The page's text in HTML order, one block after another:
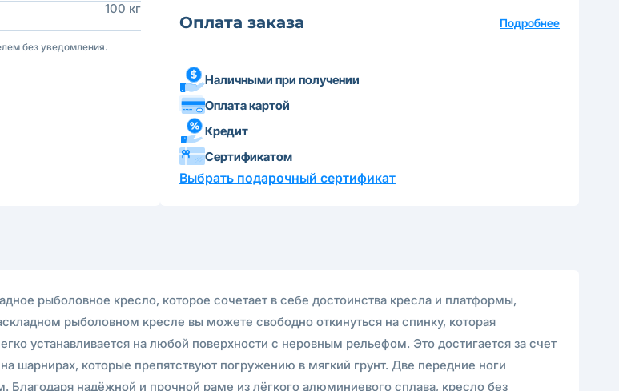
100 кг
без уведомления.
Оплата заказа Подробнее
Наличными при получении
Оплата картой
Кредит
Сертификатом
Выбрать подарочный сертификат
рыболовное кресло, которое сочетает в себе достоинства кресла и платформы,
рыболовном кресле вы можете свободно откинуться на спинку, которая
устанавливается на любой поверхности с неровным рельефом. Это достигается за счет
шарнирах, которые препятствуют погружению в мягкий грунт. Две передние ноги
надёжной и прочной раме из лёгкого алюминиевого сплава, кресло без